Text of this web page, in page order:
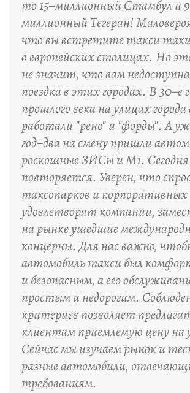
то 15–миллионный Стамбул и
миллионный Тегеран!
что вы встретите такси
в европейских столицах. Но
не значит, что вам недоступна
поездка в этих городах. В 30–е
прошлого века на улицах
работали "рено" и "форды". А
год–два на смену пришли
роскошные ЗИСы и М1.
повторяется. Уверен, что
таксопарков и корпоративных
удовлетворят компании,
на рынке ушедшие
концерны. Для нас важно,
автомобиль такси был
и безопасным, а его
простым и недорогим.
критериев позволяет
клиентам приемлемую цену на
Сейчас мы изучаем рынок и
разные автомобили,
требованиям.